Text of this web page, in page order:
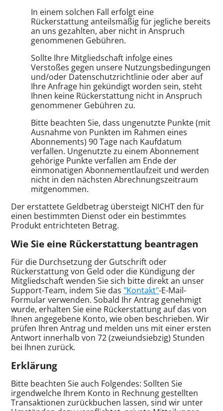
In einem solchen Fall erfolgt eine
Rückerstattung anteilsmäßig für jegliche bereits
an uns gezahlten, aber nicht in Anspruch
genommenen Gebühren.
Sollte Ihre Mitgliedschaft infolge eines
Verstoßes gegen unsere Nutzungsbedingungen
und/oder Datenschutzrichtlinie oder aber auf
Ihre Anfrage hin gekündigt worden sein, steht
Ihnen keine Rückerstattung nicht in Anspruch
genommener Gebühren zu.
Bitte beachten Sie, dass ungenutzte Punkte (mit
Ausnahme von Punkten im Rahmen eines
Abonnements) 90 Tage nach Kaufdatum
verfallen. Ungenutzte zu einem Abonnement
gehörige Punkte verfallen am Ende der
einmonatigen Abonnementlaufzeit und werden
nicht in den nächsten Abrechnungszeitraum
mitgenommen.
Der erstattete Geldbetrag übersteigt NICHT den für
einen bestimmten Dienst oder ein bestimmtes
Produkt entrichteten Betrag.
Wie Sie eine Rückerstattung beantragen
Für die Durchsetzung der Gutschrift oder
Rückerstattung von Geld oder die Kündigung der
Mitgliedschaft wenden Sie sich bitte direkt an unser
Support-Team, indem Sie das "Kontakt"-E-Mail-
Formular verwenden. Sobald Ihr Antrag genehmigt
wurde, erhalten Sie eine Rückerstattung auf das von
Ihnen angegebene Konto, wie oben beschrieben. Wir
prüfen Ihren Antrag und melden uns mit einer ersten
Antwort innerhalb von 72 (zweiundsiebzig) Stunden
bei Ihnen zurück.
Erklärung
Bitte beachten Sie auch Folgendes: Sollten Sie
irgendwelche Ihrem Konto in Rechnung gestellten
Transaktionen zurückbuchen lassen, sind wir unter